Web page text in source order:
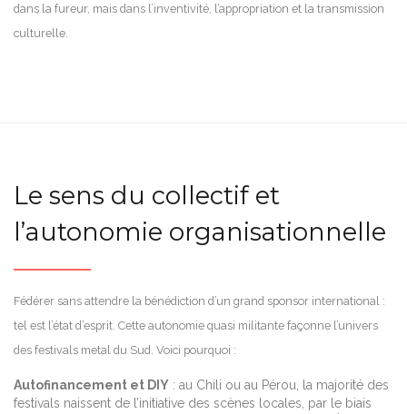
dans la fureur, mais dans l’inventivité, l’appropriation et la transmission
culturelle.
Le sens du collectif et
l’autonomie organisationnelle
Fédérer sans attendre la bénédiction d’un grand sponsor international :
tel est l’état d’esprit. Cette autonomie quasi militante façonne l’univers
des festivals metal du Sud. Voici pourquoi :
Autofinancement et DIY : au Chili ou au Pérou, la majorité des
festivals naissent de l’initiative des scènes locales, par le biais